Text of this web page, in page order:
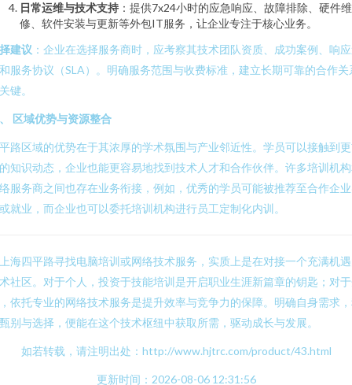
日常运维与技术支持 ：提供7x24小时的应急响应、故障排除、硬件维
修、软件安装与更新等外包IT服务，让企业专注于核心业务。
建议 ：企业在选择服务商时，应考察其技术团队资质、成功案例、响
服务协议（SLA）。明确服务范围与收费标准，建立长期可靠的合作关
键。
区域优势与资源整合
路区域的优势在于其浓厚的学术氛围与产业邻近性。学员可以接触到
知识动态，企业也能更容易地找到技术人才和合作伙伴。许多培训机
服务商之间也存在业务衔接，例如，优秀的学员可能被推荐至合作企
就业，而企业也可以委托培训机构进行员工定制化内训。
海四平路寻找电脑培训或网络技术服务，实质上是在对接一个充满机
社区。对于个人，投资于技能培训是开启职业生涯新篇章的钥匙；对
依托专业的网络技术服务是提升效率与竞争力的保障。明确自身需求
别与选择，便能在这个技术枢纽中获取所需，驱动成长与发展。
如若转载，请注明出处：http://www.hjtrc.com/product/43.html
更新时间：2026-08-06 12:31:56